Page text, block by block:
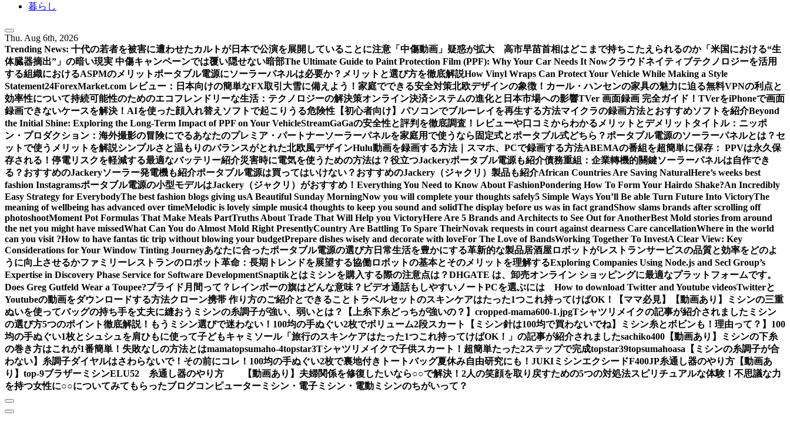
暮らし
Thu. Aug 6th, 2026
Trending News: 十代の若者を被害に遭わせたカルトが日本で公演を展開していることに注意 「中傷動画」疑惑が拡大 高市早苗首相はどこまで持ちこたえられるのか「米国における“生
体臓器摘出”」の暗い現実 中傷キャンペーンでは覆い隠せない暗部The Ultimate Guide to Paint Protection Film (PPF): Why Your Car Needs It Nowクラウドネイティブテクノロジーを活用
する組織におけるASPMのメリットポータブル電源にソーラーパネルは必要か？メリットと選び方を徹底解説How Vinyl Wraps Can Protect Your Vehicle While Making a Style
Statement24ForexMarket.com レビュー：日本向けの簡単なFX取引 大雪に備えよう！家庭でできる安全対策北欧デザインの象徴！カール・ハンセンの家具の魅力に迫る無料VPNの利点と
効率性について持続可能性のためのエコフレンドリーな生活：テクノロジーの解決策オンライン決済システムの進化と日本市場への影響TVer 画面録画 完全ガイド！TVerをiPhoneで画面
録画できないケースを解決！ AIを使った顔入れ替えソフトで起こりうる危険性 【初心者向け】パソコンでブルーレイを再生する方法マイクラの録画方法とおすすめソフトを紹介Beyond
the Initial Shine: Exploring the Long-Term Impact of PPF on Your VehicleStreamGaGaの安全性と評判を徹底調査！レビューや口コミからわかるメリットとデメリット タイトル：ニッポ
ン・プロダクション：海外撮影の冒険にでるあなたのプレミア・パートナーソーラーパネルを家庭用で使うなら固定式とポータブル式どちら？ポータブル電源のソーラーパネルとは？セ
ットで使うメリットを解説シンプルさと温もりのバランスがとれた北欧風デザインHulu動画を録画する方法｜スマホ、PCで録画する方法ABEMAの番組を超簡単に保存： PPVは永久保
存される！ 停電リスクを軽減する最適なバッテリー紹介災害時に電気を使うための方法は？役立つJackeryポータブル電源も紹介債務重組：企業轉機的關鍵ソーラーパネルは自作でき
る？おすすめのJackeryソーラー発電機も紹介ポータブル電源は買ってはいけない？おすすめのJackery（ジャクリ）製品も紹介African Countries Are Saving NaturalHere’s weeks best
fashion Instagramsポータブル電源の小型モデルはJackery（ジャクリ）がおすすめ！ Everything You Need to Know About FashionPondering How To Form Your Hairdo Shake?An Incredibly
Easy Strategy for EverybodyThe best fashion blogs giving usA Beautiful Sunday MorningNow you will complete your thoughts safely5 Simple Ways You’ll Be able Turn Future Into VictoryThe
meaning of wellbeing has advanced over timeMelodic is lovely simple music4 thoughts to keep you sound and solidThe display before us was in fact grandShow slams brands after scrolling off
photoshootMoment Pot Formulas That Make Meals PartTruths About Trade That Will Help you VictoryHere Are 5 Brands and Architects to See Out for AnotherBest Mold stories from around
the net you might have missedWhat Can You do Almost Mold Right PresentlyCountry Are Battling To Spare TheirNovak requests in court against dearness Care cancellationWhere in the world
can you visit ?How to have fantas tic trip without blowing your budgetPrepare dishes wisely and decorate with loveFor The Love of BandsWorking Together To InvestA Clear View: Key
Considerations for Your Window Tinting Journeyあなたに合ったポータブル電源の選び方 日常生活を豊かにする革新的な製品居酒屋ロボットがレストランサービスの品質と効率をどのよ
うに向上させるかファミリーレストランのロボット革命：長期トレンドを展望する協働ロボットの基本とそのメリットを理解するExploring Companies Using Node.js and Secl Group’s
Expertise in Discovery Phase Service for Software DevelopmentSnaptikとは ミシンを購入する際の注意点は？DHGATE は、卸売オンライン ショッピングに最適なプラットフォームです。
Does Greg Gutfeld Wear a Toupee?プライド月間って？レインボーの旗はどんな意味？ ビデオ通話もしやすいノートPCを選ぶには How to download Twitter and Youtube videosTwitterと
Youtubeの動画をダウンロードする方法クローン携帯 作り方のご紹介とできること トラベルセットのスキンケアはたった1つこれ持ってけばOK！【ママ必見】
【動画あり】ミシンの三重
ぬいを使ってバッグの持ち手を丈夫に縫おう ミシンの糸調子が強い、弱いとは？【上糸下糸どっちが強いの？】 cropped-mama600-1.jpgTシャツリメイクの記事が紹介されました ミシン
の選び方5つのポイント徹底解説！もうミシン選びで迷わない！ 100均の手ぬぐい2枚でボリューム2段スカート 【ミシン針は100均で買わないでね】ミシン糸とボビンも！理由って？】 100
均の手ぬぐい1枚とシュシュを肩ひもに使って子どもキャミソール「旅行のスキンケアはたった1つこれ持ってけばOK！」の記事が紹介されましたsachiko400 【動画あり】ミシンの下糸
の巻き方はこれが1番簡単！失敗なしの方法とはmamatopsumaho-4topstar3Tシャツリメイクで子供スカート！超簡単たった2ステップで完成topstar39topsumahoasa 【ミシンの糸調子が合
わない】糸調子ダイヤルはさわらないで！その前にコレ！ 100均の手ぬぐい2枚で裏地付きトートバッグ夏休み自由研究にも！ JUKIミシンエクシードF400JP糸通し器のやり方【動画あ
り】 top-9ブラザーミシンELU52 糸通し器のやり方 【動画あり】 夫婦関係を修復したいなら○○で解決！2人の笑顔を取り戻すための5つの対処法スピリチュアルな体験！不思議な力
を持つ女性に○○についてみてもらったブログコンピューターミシン・電子ミシン・電動ミシンのちがいって？